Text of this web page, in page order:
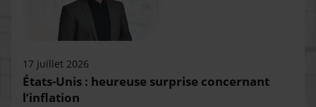
17 juillet 2026
États-Unis : heureuse surprise concernant
l’inflation